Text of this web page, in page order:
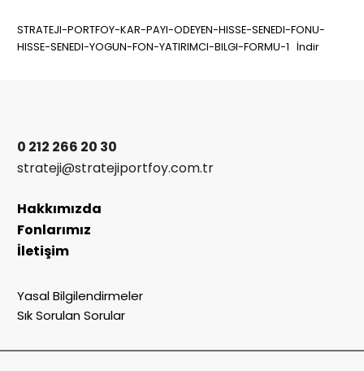
STRATEJI-PORTFOY-KAR-PAYI-ODEYEN-HISSE-SENEDI-FONU-
HISSE-SENEDI-YOGUN-FON-YATIRIMCI-BILGI-FORMU-1 İndir
0 212 266 20 30
strateji@stratejiportfoy.com.tr
Hakkımızda
Fonlarımız
İletişim
Yasal Bilgilendirmeler
Sık Sorulan Sorular